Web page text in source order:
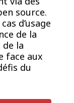
source.
d’usage
de la
la
face aux
du